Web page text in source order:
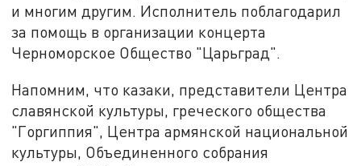
и многим другим. Исполнитель поблагодарил
за помощь в организации концерта
Черноморское Общество "Царьград".
Напомним, что казаки, представители Центра
славянской культуры, греческого общества
"Горгиппия", Центра армянской национальной
культуры, Объединенного собрания